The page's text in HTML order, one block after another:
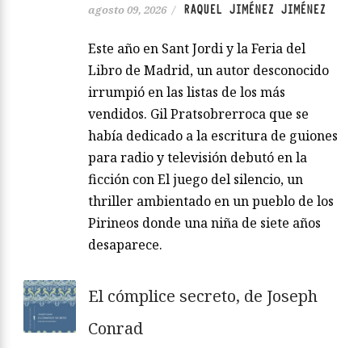
agosto 09, 2026 / RAQUEL JIMÉNEZ JIMÉNEZ
Este año en Sant Jordi y la Feria del
Libro de Madrid, un autor desconocido
irrumpió en las listas de los más
vendidos. Gil Pratsobrerroca que se
había dedicado a la escritura de guiones
para radio y televisión debutó en la
ficción con El juego del silencio, un
thriller ambientado en un pueblo de los
Pirineos donde una niña de siete años
desaparece.
El cómplice secreto, de Joseph
Conrad